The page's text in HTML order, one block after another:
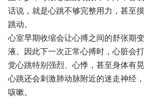
话说，就是心跳不够完整用力，甚至
跳动。
心室早期收缩会让心搏之间的舒张期
液。因此下一次正常心搏时，心脏会
觉心跳特别强烈、心悸，甚至身体有
心跳还会刺激肺动脉附近的迷走神经
咳嗽。